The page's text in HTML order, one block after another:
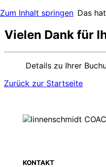
Zum Inhalt springen Das
Vielen Dank für
Details zu Ihrer
Zurück zur Startseite
KONTAKT